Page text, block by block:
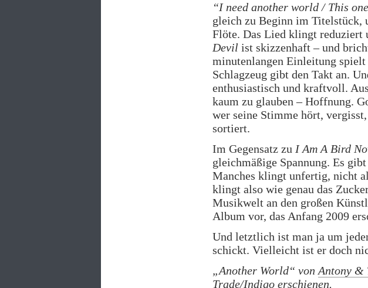
“I need another world / This
gleich zu Beginn im Titelstück,
Flöte. Das Lied klingt reduziert
Devil ist skizzenhaft – und
minutenlangen Einleitung spielt
Schlagzeug gibt den Takt an.
enthusiastisch und kraftvoll.
kaum zu glauben – Hoffnung.
wer seine Stimme hört,
sortiert.
Im Gegensatz zu I Am A Bird
gleichmäßige Spannung. Es
Manches klingt unfertig, nicht
klingt also wie genau das
Musikwelt an den großen
Album vor, das Anfang 2009
Und letztlich ist man ja um
schickt. Vielleicht ist er doch
„Another World“ von Antony &
Trade/Indigo erschienen.